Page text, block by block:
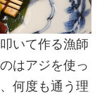
いて作る漁師
はアジを使っ
何度も通う理